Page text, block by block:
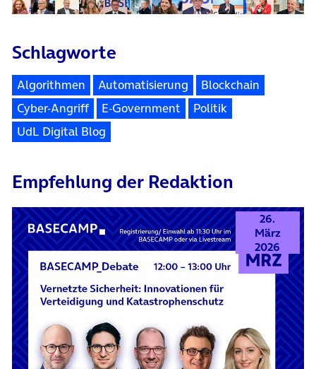
Schlagworte
Algorithmen Automatisierung
Blockchain
Cyber-Angriff
E-Government
Politik
UdL Digital Blog
Empfehlung der Redaktion
26.
März
2026